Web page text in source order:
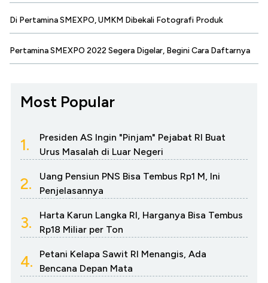
Di Pertamina SMEXPO, UMKM Dibekali Fotografi Produk
Pertamina SMEXPO 2022 Segera Digelar, Begini Cara Daftarnya
Most Popular
1.
Presiden AS Ingin "Pinjam" Pejabat RI Buat
Urus Masalah di Luar Negeri
2.
Uang Pensiun PNS Bisa Tembus Rp1 M, Ini
Penjelasannya
3.
Harta Karun Langka RI, Harganya Bisa Tembus
Rp18 Miliar per Ton
4.
Petani Kelapa Sawit RI Menangis, Ada
Bencana Depan Mata